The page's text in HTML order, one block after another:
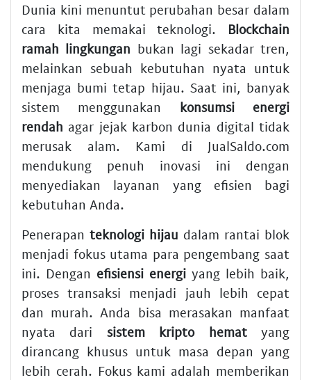
Dunia kini menuntut perubahan besar dalam
cara kita memakai teknologi. Blockchain
ramah lingkungan bukan lagi sekadar tren,
melainkan sebuah kebutuhan nyata untuk
menjaga bumi tetap hijau. Saat ini, banyak
sistem menggunakan konsumsi energi
rendah agar jejak karbon dunia digital tidak
merusak alam. Kami di JualSaldo.com
mendukung penuh inovasi ini dengan
menyediakan layanan yang efisien bagi
kebutuhan Anda.
Penerapan teknologi hijau dalam rantai blok
menjadi fokus utama para pengembang saat
ini. Dengan efisiensi energi yang lebih baik,
proses transaksi menjadi jauh lebih cepat
dan murah. Anda bisa merasakan manfaat
nyata dari sistem kripto hematyang
dirancang khusus untuk masa depan yang
lebih cerah. Fokus kami adalah memberikan